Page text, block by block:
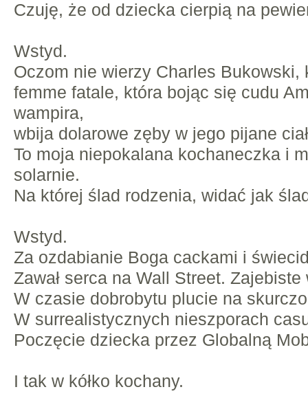
Czuję, że od dziecka cierpią na
Wstyd.
Oczom nie wierzy Charles Bukowski,
femme fatale, która bojąc się cudu
wampira,
wbija dolarowe zęby w jego pijane
To moja niepokalana kochaneczka i
solarnie.
Na której ślad rodzenia, widać jak
Wstyd.
Za ozdabianie Boga cackami i
Zawał serca na Wall Street.
W czasie dobrobytu plucie na
W surrealistycznych nieszporach
Poczęcie dziecka przez Globalną
I tak w kółko kochany.